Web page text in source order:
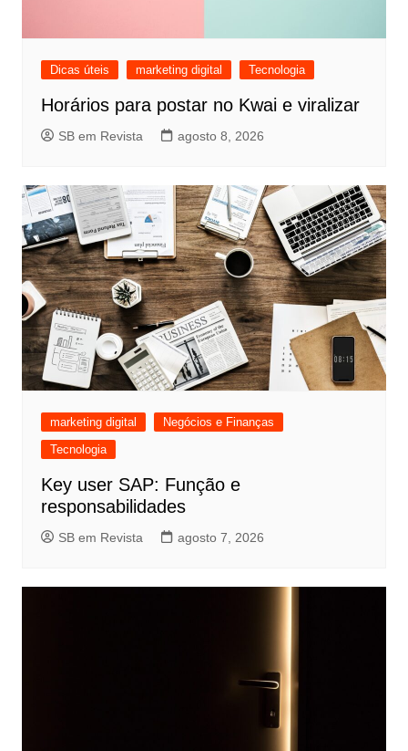
Dicas úteis marketing digital Tecnologia
Horários para postar no Kwai e viralizar
SB em Revista agosto 8, 2026
marketing digital
Negócios e Finanças
Tecnologia
Key user SAP: Função e
responsabilidades
SB em Revista agosto 7, 2026